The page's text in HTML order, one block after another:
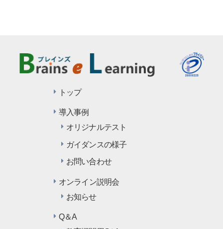
トップ
導入事例
オリジナルテスト
ガイダンスの様子
お問い合わせ
オンライン説明会
お知らせ
Q＆A